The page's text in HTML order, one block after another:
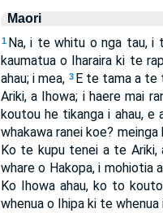
Maori
1 Na, i te whitu o nga tau, i
kaumatua o Iharaira ki te
ahau; i mea, 3 E te tama a te
Ariki, a Ihowa; i haere mai
koutou he tikanga i ahau, e
whakawa ranei koe?
Ko te kupu tenei a te Ariki,
whare o Hakopa, i mohiotia
Ko Ihowa ahau, ko to
whenua o Ihipa ki te